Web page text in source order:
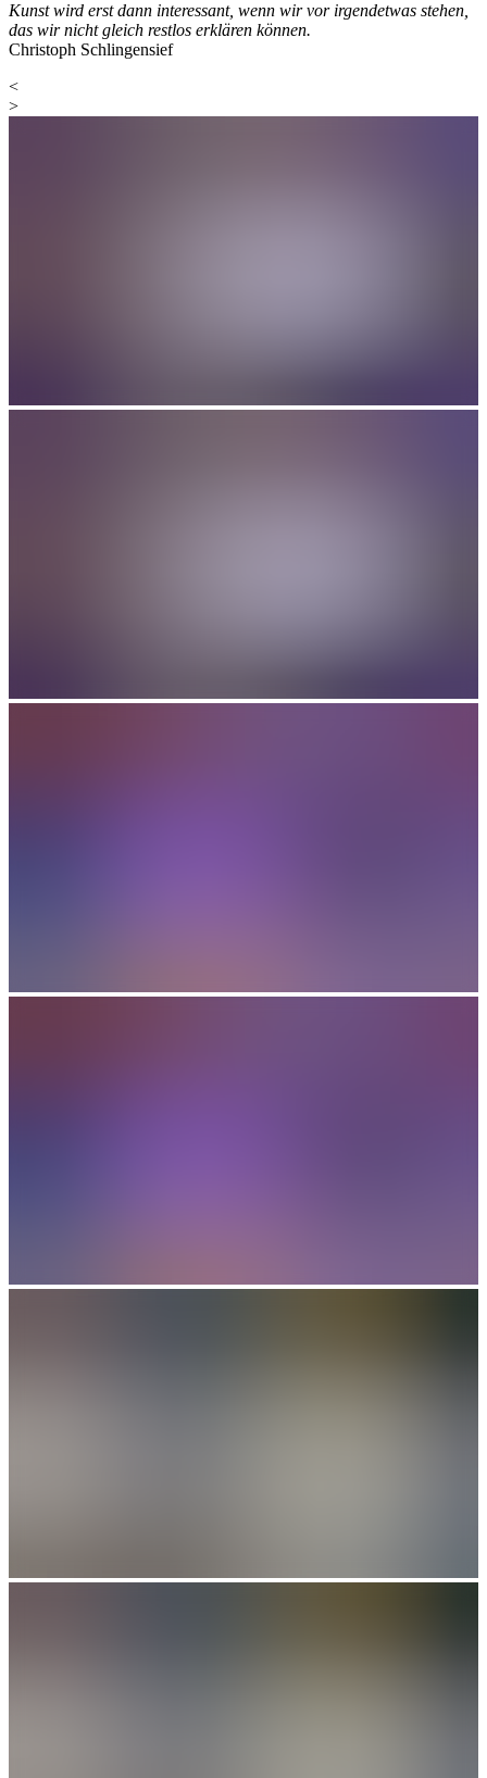
Kunst wird erst dann interessant, wenn wir vor irgendetwas stehen,
das wir nicht gleich restlos erklären können.
Christoph Schlingensief
<
>